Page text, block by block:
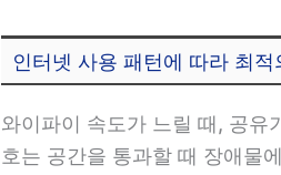
인터넷 사용 패턴에 따라 최적
와이파이 속도가 느릴 때, 공유
호는 공간을 통과할 때 장애물